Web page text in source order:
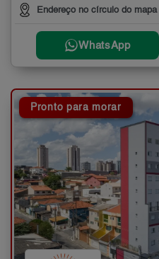
Endereço no círculo do mapa
WhatsApp
Pronto para morar